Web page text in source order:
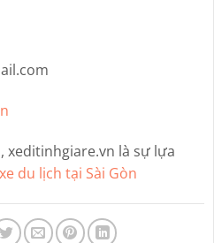
xeditinhgiare.vn là sự lựa
du lịch tại Sài Gòn